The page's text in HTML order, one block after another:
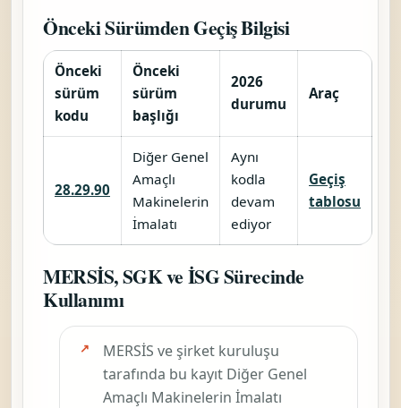
Önceki Sürümden Geçiş Bilgisi
Önceki
sürüm
kodu
Önceki
sürüm
başlığı
2026
durumu
Araç
28.29.90
Diğer Genel
Amaçlı
Makinelerin
İmalatı
Aynı
kodla
devam
ediyor
Geçiş
tablosu
MERSİS, SGK ve İSG Sürecinde
Kullanımı
MERSİS ve şirket kuruluşu
tarafında bu kayıt Diğer Genel
Amaçlı Makinelerin İmalatı